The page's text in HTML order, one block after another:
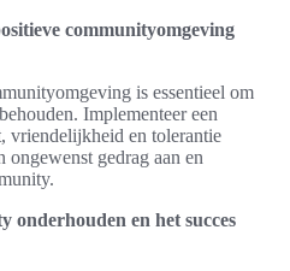
communityomgeving
is essentieel om
Implementeer een
vriendelijkheid en tolerantie
gedrag aan en
onderhouden en het succes